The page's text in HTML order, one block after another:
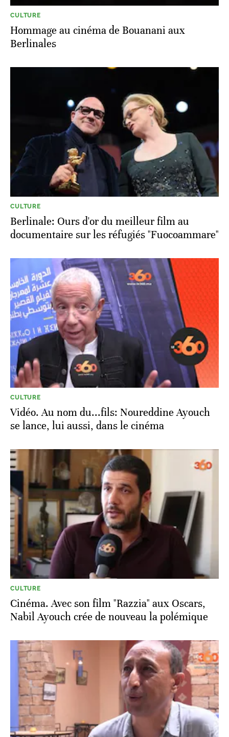
CULTURE
Hommage au cinéma de Bouanani aux
Berlinales
CULTURE
Berlinale: Ours d'or du meilleur film au
documentaire sur les réfugiés "Fuocoammare"
CULTURE
Vidéo. Au nom du...fils: Noureddine Ayouch
se lance, lui aussi, dans le cinéma
CULTURE
Cinéma. Avec son film "Razzia" aux Oscars,
Nabil Ayouch crée de nouveau la polémique